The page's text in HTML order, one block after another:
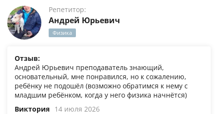
Репетитор:
Андрей Юрьевич
Физика
Отзыв:
Андрей Юрьевич преподаватель знающий,
основательный, мне понравился, но к сожалению,
ребёнку не подошёл (возможно обратимся к нему с
младшим ребёнком, когда у него физика начнётся)
Виктория 14 июля 2026